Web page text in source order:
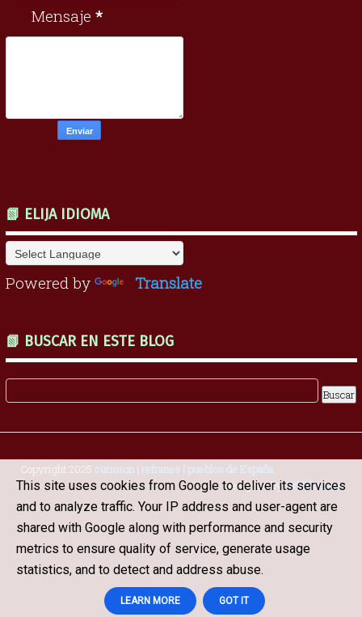
Mensaje *
📗 ELIJA IDIOMA
Powered by Translate
📗 BUSCAR EN ESTE BLOG
Copyright 2025 curioson | refranes | pueblos de España
Designed byOddThemes
This site uses cookies from Google to deliver its services
and to analyze traffic. Your IP address and user-agent are
shared with Google along with performance and security
metrics to ensure quality of service, generate usage
statistics, and to detect and address abuse.
LEARN MORE GOT IT